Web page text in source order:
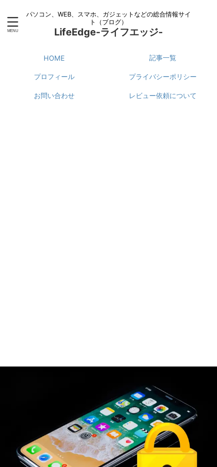
パソコン、WEB、スマホ、ガジェットなどの総合情報サイ
ト（ブログ）
LifeEdge-ライフエッジ-
HOME 記事一覧
プロフィール プライバシーポリシー
お問い合わせ レビュー依頼について